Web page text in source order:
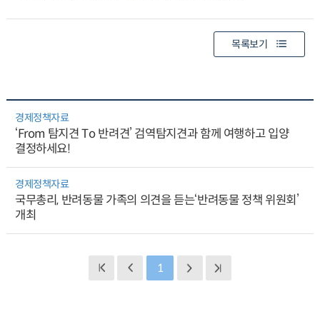
목록보기
경제정책자료
‘From 탐지견 To 반려견’ 검역탐지견과 함께 여행하고 입양
결정하세요!
경제정책자료
국무총리, 반려동물 가족의 의견을 듣는‘반려동물 정책 위원회’
개최
1